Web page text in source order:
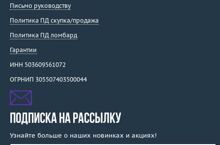
Письмо руководству
Политика ПД скупка/продажа
Политика ПД ломбард
Гарантии
ИНН 503609561072
ОГРНИП 305507403500044
ПОДПИСКА НА РАССЫЛКУ
Узнайте больше о наших новинках и акциях!